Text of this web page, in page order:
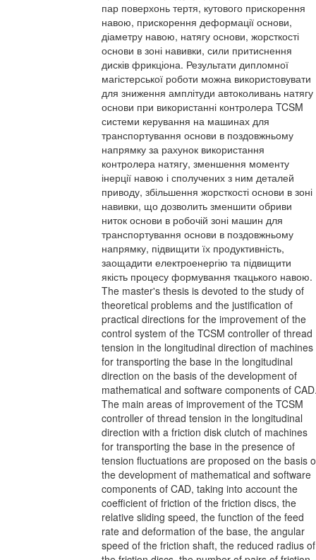
пар поверхонь тертя, кутового прискорення
навою, прискорення деформації основи,
діаметру навою, натягу основи, жорсткості
основи в зоні навивки, сили притиснення
дисків фрикціона. Результати дипломної
магістерської роботи можна використовувати
для зниження амплітуди автоколивань натягу
основи при використанні контролера TCSM
системи керування на машинах для
транспортування основи в поздовжньому
напрямку за рахунок використання
контролера натягу, зменшення моменту
інерції навою і сполучених з ним деталей
приводу, збільшення жорсткості основи в зоні
навивки, що дозволить зменшити обриви
ниток основи в робочій зоні машин для
транспортування основи в поздовжньому
напрямку, підвищити їх продуктивність,
заощадити електроенергію та підвищити
якість процесу формування ткацького навою.
The master's thesis is devoted to the study of
theoretical problems and the justification of
practical directions for the improvement of the
control system of the TCSM controller of thread
tension in the longitudinal direction of machines
for transporting the base in the longitudinal
direction on the basis of the development of
mathematical and software components of
The main areas of improvement of the TCSM
controller of thread tension in the longitudinal
direction with a friction disk clutch of machines
for transporting the base in the presence of
tension fluctuations are proposed on the basis
the development of mathematical and software
components of CAD, taking into account the
coefficient of friction of the friction discs, the
relative sliding speed, the function of the feed
rate and deformation of the base, the angular
speed of the friction shaft, the reduced radius of